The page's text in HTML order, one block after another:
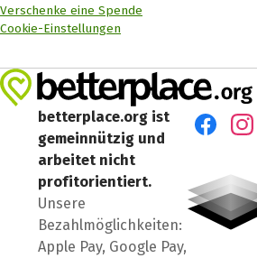
Verschenke eine Spende
Cookie-Einstellungen
betterplace.org ist
gemeinnützig und
arbeitet nicht
profitorientiert.
Unsere
Bezahlmöglichkeiten:
Apple Pay, Google Pay,